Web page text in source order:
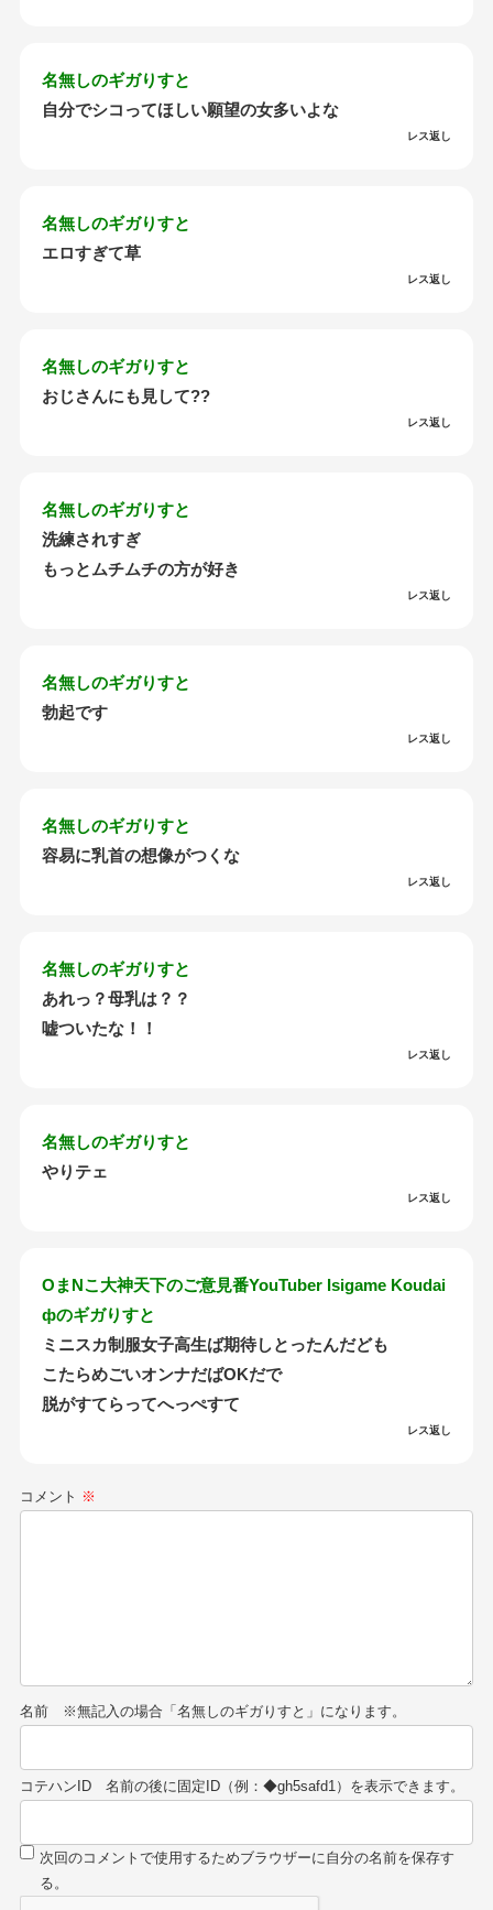
名無しのギガりすと
自分でシコってほしい願望の女多いよな
レス返し
名無しのギガりすと
エロすぎて草
レス返し
名無しのギガりすと
おじさんにも見して??
レス返し
名無しのギガりすと
洗練されすぎ
もっとムチムチの方が好き
レス返し
名無しのギガりすと
勃起です
レス返し
名無しのギガりすと
容易に乳首の想像がつくな
レス返し
名無しのギガりすと
あれっ？母乳は？？
嘘ついたな！！
レス返し
名無しのギガりすと
やりテェ
レス返し
OまNこ大神天下のご意見番YouTuber Isigame Koudai
фのギガりすと
ミニスカ制服女子高生ば期待しとったんだども
こたらめごいオンナだばOKだで
脱がすてらってへっぺすて
レス返し
コメント ※
名前
コテハンID